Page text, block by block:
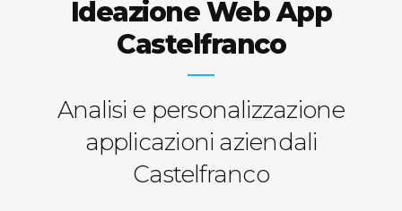
Ideazione Web App
Castelfranco
Analisi e personalizzazione
applicazioni aziendali
Castelfranco